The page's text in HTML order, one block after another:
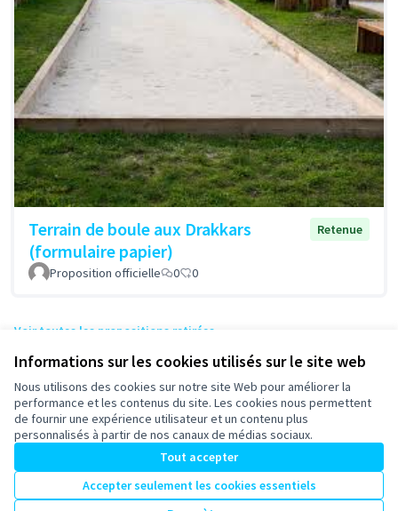
Informations sur les cookies utilisés sur le site web
Nous utilisons des cookies sur notre site Web pour améliorer la
performance et les contenus du site. Les cookies nous permettent
de fournir une expérience utilisateur et un contenu plus
personnalisés à partir de nos canaux de médias sociaux.
Tout accepter
Accepter seulement les cookies essentiels
Terrain de boule aux Drakkars
(formulaire papier)
Retenue
Proposition officielle 0 0
Voir toutes les propositions retirées
Conditions d'utilisation
Paramètres des cookies
participons-granville.fr sur X
(Lien externe)
participons-granville.fr sur Facebook
participons-granville.fr sur Instagram
Licence
(Lien